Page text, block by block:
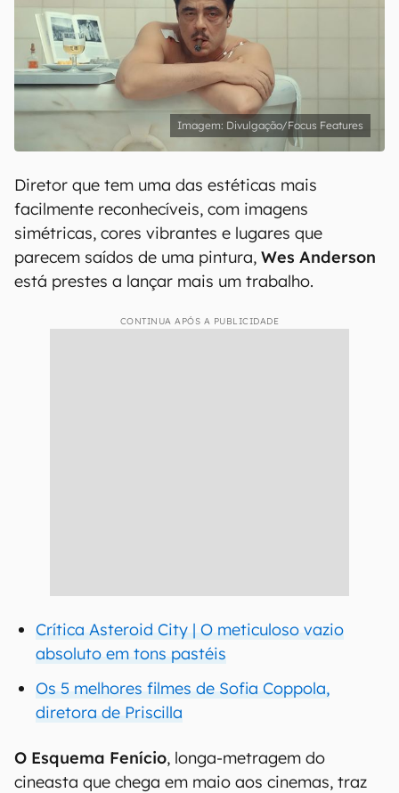
Divulgação/Focus Features
Diretor que tem uma das estéticas mais
facilmente reconhecíveis, com imagens
simétricas, cores vibrantes e lugares que
parecem saídos de uma pintura, Wes Anderson
está prestes a lançar mais um trabalho.
CONTINUA APÓS A PUBLICIDADE
Crítica Asteroid City | O meticuloso vazio
absoluto em tons pastéis
Os 5 melhores filmes de Sofia Coppola,
diretora de Priscilla
O Esquema Fenício, longa-metragem do
cineasta que chega em maio aos cinemas, traz